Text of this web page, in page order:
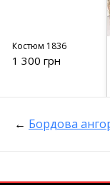
Костюм 1836
1 300 грн
← Бордова